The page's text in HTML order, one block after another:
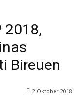
2018,
Bireuen
2 Oktober 2018